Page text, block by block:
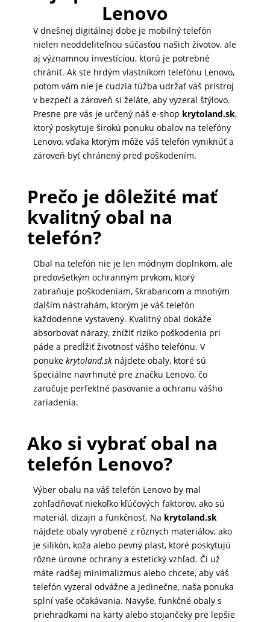
Lenovo
V dnešnej digitálnej dobe je mobilný telefón
nielen neoddeliteľnou súčasťou našich životov, ale
aj významnou investíciou, ktorú je potrebné
chrániť. Ak ste hrdým vlastníkom telefónu Lenovo,
potom vám nie je cudzia túžba udržať váš prístroj
v bezpečí a zároveň si želáte, aby vyzeral štýlovo.
Presne pre vás je určený náš e-shop krytoland.sk,
ktorý poskytuje širokú ponuku obalov na telefóny
Lenovo, vďaka ktorým môže váš telefón vyniknúť a
zároveň byť chránený pred poškodením.
Prečo je dôležité mať
kvalitný obal na
telefón?
Obal na telefón nie je len módnym doplnkom, ale
predovšetkým ochranným prvkom, ktorý
zabraňuje poškodeniam, škrabancom a mnohým
ďalším nástrahám, ktorým je váš telefón
každodenne vystavený. Kvalitný obal dokáže
absorbovať nárazy, znížiť riziko poškodenia pri
páde a predĺžiť životnosť vášho telefónu. V
ponuke krytoland.sknájdete obaly, ktoré sú
špeciálne navrhnuté pre značku Lenovo, čo
zaručuje perfektné pasovanie a ochranu vášho
zariadenia.
Ako si vybrať obal na
telefón Lenovo?
Výber obalu na váš telefón Lenovo by mal
zohľadňovať niekoľko kľúčových faktorov, ako sú
materiál, dizajn a funkčnosť. Na krytoland.sk
nájdete obaly vyrobené z rôznych materiálov, ako
je silikón, koža alebo pevný plast, ktoré poskytujú
rôzne úrovne ochrany a estetický vzhľad. Či už
máte radšej minimalizmus alebo chcete, aby váš
telefón vyzeral odvážne a jedinečne, naša ponuka
splní vaše očakávania. Navyše, funkčné obaly s
priehradkami na karty alebo stojančeky pre lepšie